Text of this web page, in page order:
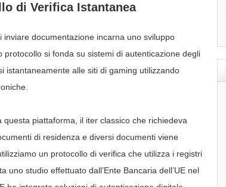
di Verifica Istantanea
documentazione incarna uno sviluppo
si fonda su sistemi di autenticazione degli
istantaneamente alle siti di gaming utilizzando
piattaforma, il iter classico che richiedeva
di residenza e diversi documenti viene
un protocollo di verifica che utilizza i registri
uno studio effettuato dall’Ente Bancaria dell’UE nel